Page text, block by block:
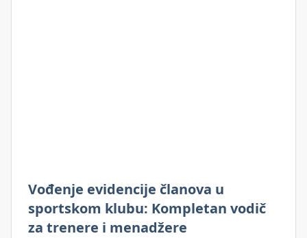
Vođenje evidencije članova u
sportskom klubu: Kompletan vodič
za trenere i menadžere